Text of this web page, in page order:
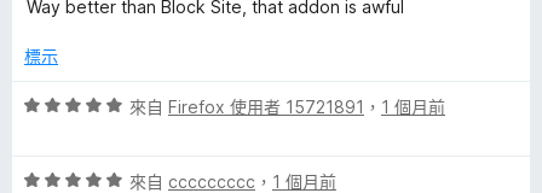
分
分
滿
分
Way better than Block Site, that addon is awful
標示
評
分
來自 Firefox 使用者 15721891 ， 1 個月前
評
來自 ccccccccc ， 1 個月前